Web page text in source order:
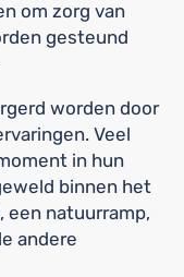
om zorg van
gesteund
worden door
Veel
in hun
binnen het
een natuurramp,
andere